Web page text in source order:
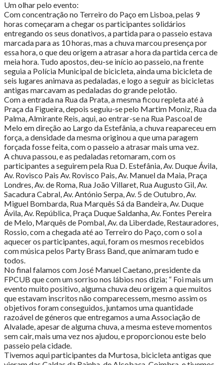
Um olhar pelo evento:
Com concentração no Terreiro do Paço em Lisboa, pelas 9
horas começaram a chegar os participantes solidários
entregando os seus donativos, a partida para o passeio estava
marcada para as 10 horas, mas a chuva marcou presença por
essa hora, o que deu origem a atrasar a hora da partida cerca de
meia hora. Tudo apostos, deu-se início ao passeio, na frente
seguia a Polícia Municipal de bicicleta, ainda uma bicicleta de
seis lugares animava as pedaladas, e logo a seguir as bicicletas
antigas marcavam as pedaladas do grande pelotão.
Com a entrada na Rua da Prata, a mesma ficou repleta até à
Praça da Figueira, depois seguiu-se pelo Martim Moniz, Rua da
Palma, Almirante Reis, aqui, ao entrar-se na Rua Pascoal de
Melo em direção ao Largo da Estefânia, a chuva reapareceu em
força, a densidade da mesma originou a que uma paragem
forçada fosse feita, com o passeio a atrasar mais uma vez.
A chuva passou, e as pedaladas retomaram, com os
participantes a seguirem pela Rua D. Estefânia, Av. Duque Ávila,
Av. Rovisco Pais Av. Rovisco Pais, Av. Manuel da Maia, Praça
Londres, Av. de Roma, Rua João Villaret, Rua Augusto Gil, Av.
Sacadura Cabral, Av. António Serpa, Av. 5 de Outubro, Av.
Miguel Bombarda, Rua Marquês Sá da Bandeira, Av. Duque
Ávila, Av. República, Praça Duque Saldanha, Av. Fontes Pereira
de Melo, Marquês de Pombal, Av. da Liberdade, Restauradores,
Rossio, com a chegada até ao Terreiro do Paço, com o sol a
aquecer os participantes, aqui, foram os mesmos recebidos
com música pelos Party Brass Band, que animaram tudo e
todos.
No final falamos com José Manuel Caetano, presidente da
FPCUB que com um sorriso nos lábios nos dizia; “ Foi mais um
evento muito positivo, alguma chuva deu origem a que muitos
que estavam inscritos não comparecessem, mesmo assim os
objetivos foram conseguidos, juntamos uma quantidade
razoável de géneros que entregamos a uma Associação de
Alvalade, apesar de alguma chuva, a mesma esteve momentos
sem cair, mais uma vez nos ajudou, e proporcionou este belo
passeio pela cidade.
Tivemos aqui participantes da Murtosa, bicicleta antigas que